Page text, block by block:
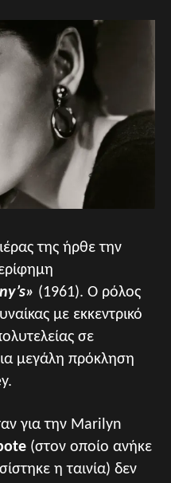
της ήρθε την
(1961). Ο ρόλος
με εκκεντρικό
σε
μεγάλη πρόκληση
για την Marilyn
(στον οποίο ανήκε
η ταινία) δεν